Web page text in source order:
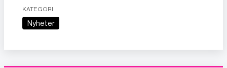
KATEGORI
Nyheter